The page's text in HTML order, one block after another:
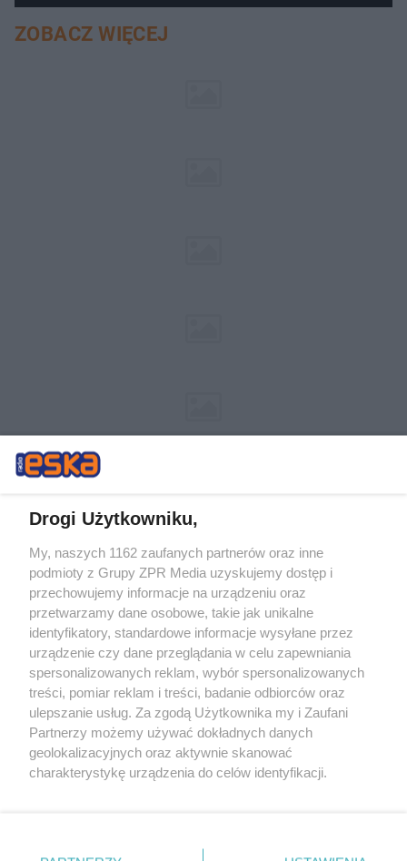
ZOBACZ WIĘCEJ
Żaden utwór zamieszczony w serwisie nie może być powielany i
rozpowszechniany lub dalej rozpowszechniany w jakikolwiek sposób (w
tym także elektroniczny lub mechaniczny) na jakimkolwiek polu
eksploatacji w jakiejkolwiek formie, włącznie z umieszczaniem w
Internecie bez pisemnej zgody właściciela praw. Jakiekolwiek użycie lub
wykorzystanie utworów w całości lub w części z naruszeniem prawa,
tzn. bez właściwej zgody, jest zabronione pod groźbą kary i może być
ścigane prawnie.
Drogi Użytkowniku,
My, naszych 1162 zaufanych partnerów oraz inne
podmioty z Grupy ZPR Media uzyskujemy dostęp i
przechowujemy informacje na urządzeniu oraz
przetwarzamy dane osobowe, takie jak unikalne
identyfikatory, standardowe informacje wysyłane przez
urządzenie czy dane przeglądania w celu zapewniania
spersonalizowanych reklam, wybór spersonalizowanych
treści, pomiar reklam i treści, badanie odbiorców oraz
ulepszanie usług. Za zgodą Użytkownika my i Zaufani
Partnerzy możemy używać dokładnych danych
geolokalizacyjnych oraz aktywnie skanować
charakterystykę urządzenia do celów identyfikacji.
zmienić/wycofać klikając przycisk ustawień prywatności